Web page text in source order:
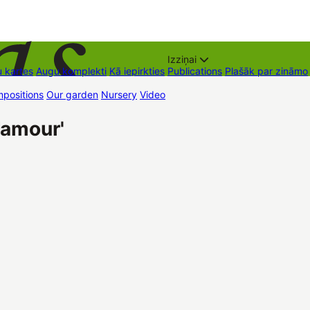
kartes Augu komplekti Kā iepirkties
Izziņai
Publications Plašāk par zināmo
Our garden Nursery Video